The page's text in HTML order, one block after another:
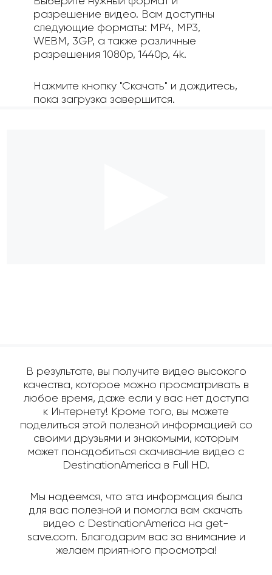
разрешение видео. Вам доступны
следующие форматы: MP4, MP3,
WEBM, 3GP, а также различные
разрешения 1080p, 1440p, 4k.
Нажмите кнопку "Скачать" и дождитесь,
пока загрузка завершится.
В результате, вы получите видео высокого
качества, которое можно просматривать в
любое время, даже если у вас нет доступа
к Интернету! Кроме того, вы можете
поделиться этой полезной информацией со
своими друзьями и знакомыми, которым
может понадобиться скачивание видео с
DestinationAmerica в Full HD.
Мы надеемся, что эта информация была
для вас полезной и помогла вам скачать
видео с DestinationAmerica на get-
save.com. Благодарим вас за внимание и
желаем приятного просмотра!